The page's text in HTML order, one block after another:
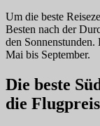
Um die beste
Besten nach der
den
Mai bis September.
Die beste
die